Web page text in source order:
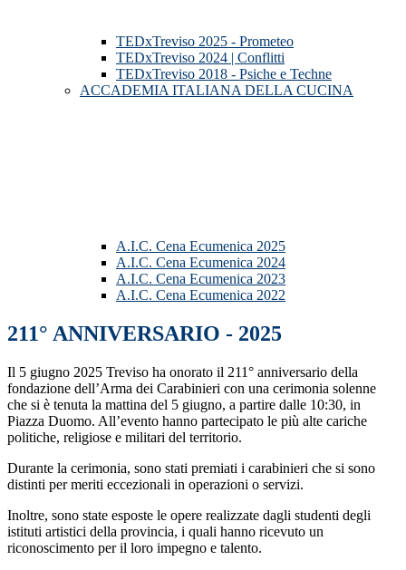
TEDxTreviso 2025 - Prometeo
TEDxTreviso 2024 | Conflitti
TEDxTreviso 2018 - Psiche e Techne
ACCADEMIA ITALIANA DELLA CUCINA
A.I.C. Cena Ecumenica 2025
A.I.C. Cena Ecumenica 2024
A.I.C. Cena Ecumenica 2023
A.I.C. Cena Ecumenica 2022
211° ANNIVERSARIO - 2025
Il 5 giugno 2025 Treviso ha onorato il 211° anniversario della
fondazione dell’Arma dei Carabinieri con una cerimonia solenne
che si è tenuta la mattina del 5 giugno, a partire dalle 10:30, in
Piazza Duomo. All’evento hanno partecipato le più alte cariche
politiche, religiose e militari del territorio.
Durante la cerimonia, sono stati premiati i carabinieri che si sono
distinti per meriti eccezionali in operazioni o servizi.
Inoltre, sono state esposte le opere realizzate dagli studenti degli
istituti artistici della provincia, i quali hanno ricevuto un
riconoscimento per il loro impegno e talento.